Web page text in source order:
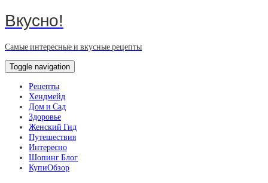
Вкусно!
Самые интересные и вкусные рецепты
Toggle navigation
Рецепты
Хендмейд
Дом и Сад
Здоровье
Женский Гид
Путешествия
Интересно
Шопинг Блог
КупиОбзор